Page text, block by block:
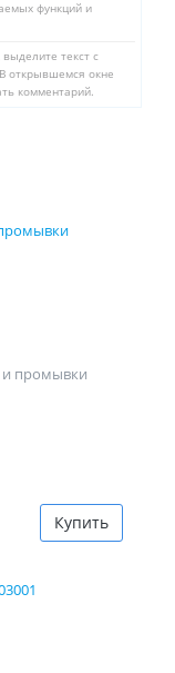
функций и
текст с
открывшемся окне
комментарий.
и промывки
Купить